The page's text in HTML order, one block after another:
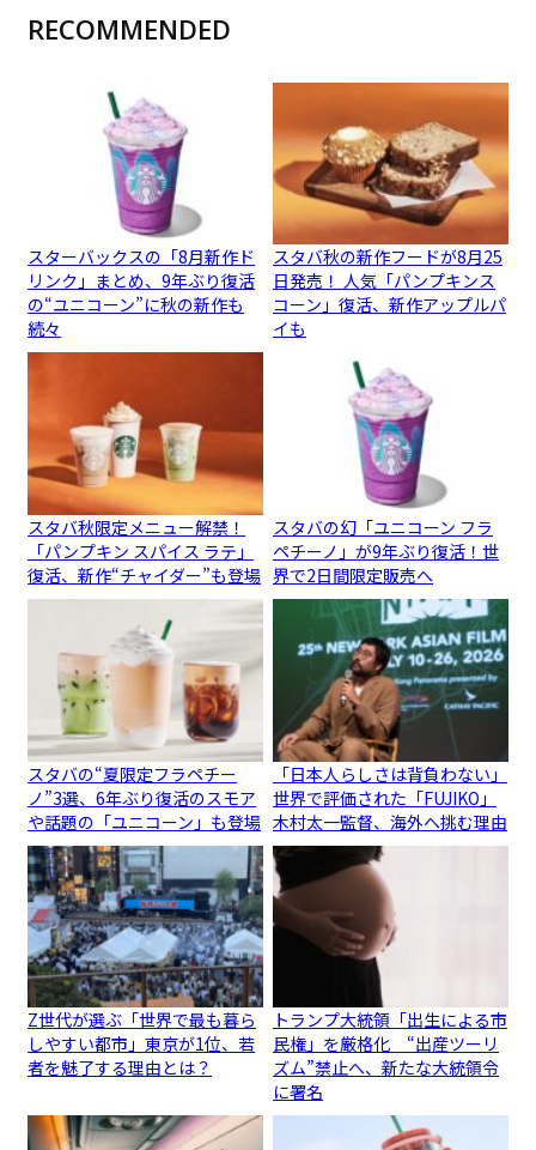
RECOMMENDED
スターバックスの「8月新作ド
リンク」まとめ、9年ぶり復活
の“ユニコーン”に秋の新作も
続々
スタバ秋の新作フードが8月25
日発売！ 人気「パンプキンス
コーン」復活、新作アップルパ
イも
スタバ秋限定メニュー解禁！
「パンプキン スパイス ラテ」
復活、新作“チャイダー”も登場
スタバの幻「ユニコーン フラ
ペチーノ」が9年ぶり復活！世
界で2日間限定販売へ
スタバの“夏限定フラペチー
ノ”3選、6年ぶり復活のスモア
や話題の「ユニコーン」も登場
「日本人らしさは背負わない」
世界で評価された「FUJIKO」
木村太一監督、海外へ挑む理由
Z世代が選ぶ「世界で最も暮ら
しやすい都市」東京が1位、若
者を魅了する理由とは？
トランプ大統領「出生による市
民権」を厳格化 “出産ツーリ
ズム”禁止へ、新たな大統領令
に署名